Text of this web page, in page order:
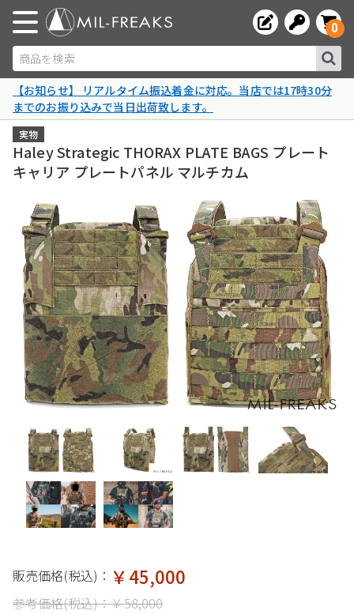
商品を検索
0
【お知らせ】 リアルタイム振込着金に対応。当店では17時30分
までのお振り込みで当日出荷致します。
実物
Haley Strategic THORAX PLATE BAGS プレート
キャリア プレートパネル マルチカム
販売価格(税込)： ￥45,000
参考価格(税込)：￥58,000